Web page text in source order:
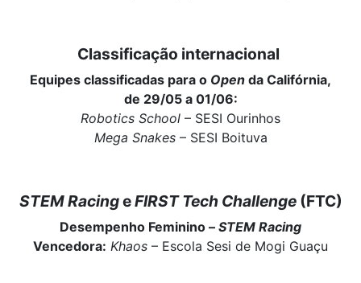
Classificação internacional
Equipes classificadas para o Open da Califórnia,
de 29/05 a 01/06:
Robotics School – SESI Ourinhos
Mega Snakes– SESI Boituva
STEM RacingeFIRST Tech Challenge(FTC)
Desempenho Feminino – STEM Racing
Vencedora: Khaos – Escola Sesi de Mogi Guaçu